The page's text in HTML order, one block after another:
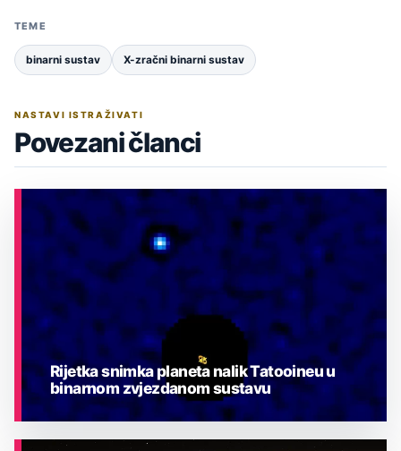
TEME
binarni sustav X-zračni binarni sustav
NASTAVI ISTRAŽIVATI
Povezani članci
Rijetka snimka planeta nalik Tatooineu u
binarnom zvjezdanom sustavu